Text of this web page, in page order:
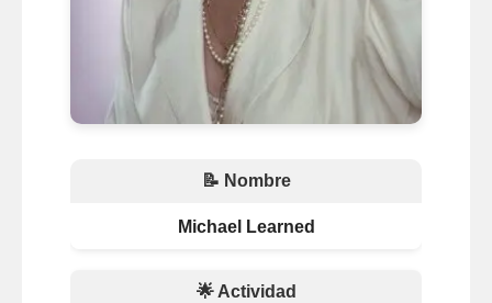
📝 Nombre
Michael Learned
🌟 Actividad